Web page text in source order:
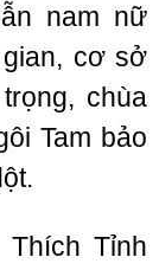
nam nữ
cơ sở
chùa
Tam bảo
Tỉnh